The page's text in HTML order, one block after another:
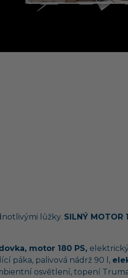
lůžky. SILNÝ MOTOR
motor 180 PS,
páka, palivová nádrž 90 l,
osvětlení, topení